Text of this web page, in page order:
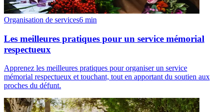
Organisation de services6 min
Les meilleures pratiques pour un service mémorial
respectueux
Apprenez les meilleures pratiques pour organiser un service
mémorial respectueux et touchant, tout en apportant du soutien aux
proches du défunt.